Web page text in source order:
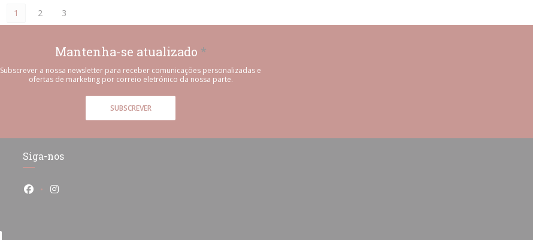
1 2 3
Mantenha-se atualizado *
Subscrever a nossa newsletter para receber comunicações personalizadas e
ofertas de marketing por correio eletrónico da nossa parte.
SUBSCREVER
Siga-nos
Facebook ((abre numa nova janela))
Instagram ((abre numa nova janela))